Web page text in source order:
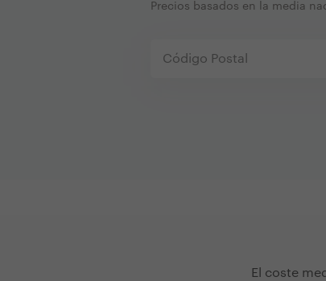
Precios basados en la media
El coste